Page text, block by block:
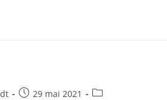
29 mai 2021